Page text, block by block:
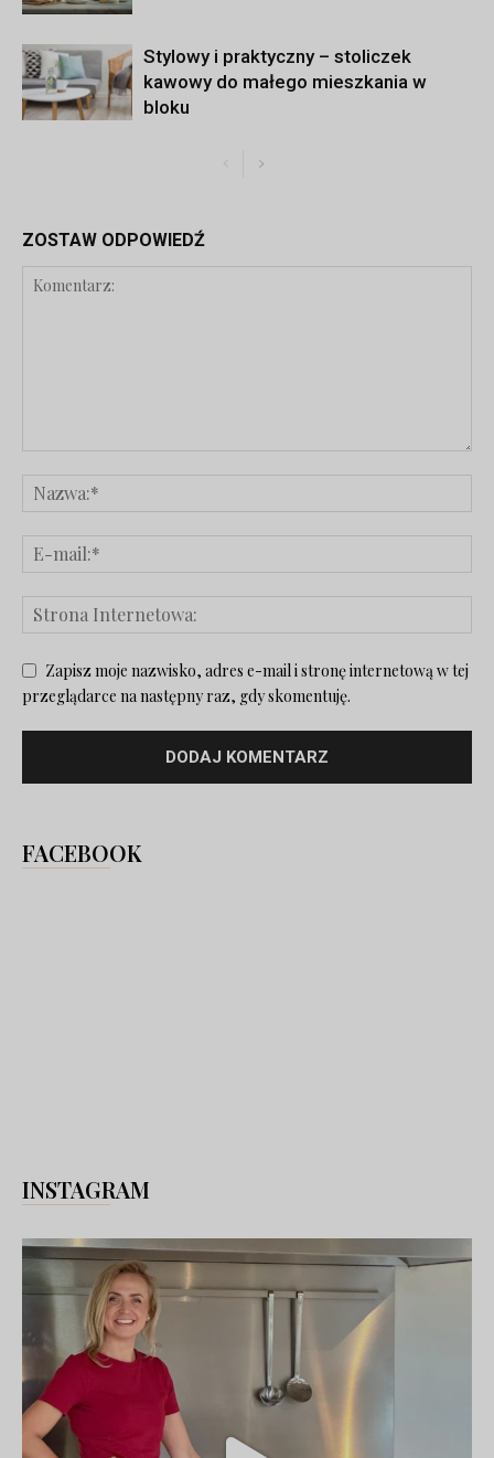
Stylowy i praktyczny – stoliczek
kawowy do małego mieszkania w
bloku
ZOSTAW ODPOWIEDŹ
Zapisz moje nazwisko, adres e-mail i stronę internetową w tej
przeglądarce na następny raz, gdy skomentuję.
FACEBOOK
INSTAGRAM